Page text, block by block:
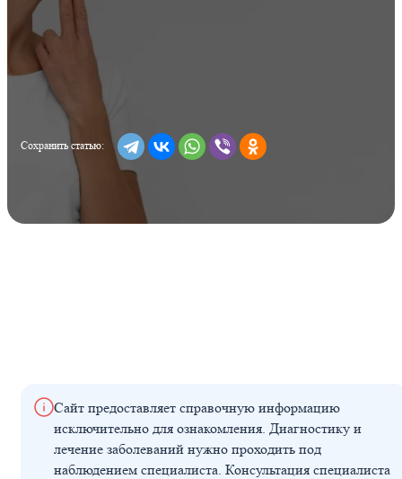
Сохранить статью:
Сайт предоставляет справочную информацию
исключительно для ознакомления. Диагностику и
лечение заболеваний нужно проходить под
наблюдением специалиста. Консультация специалиста